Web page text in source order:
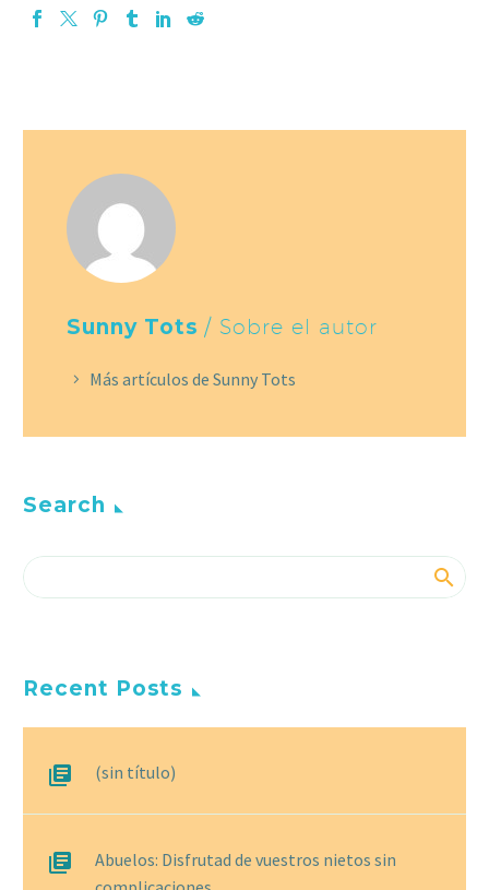
Sunny Tots/ Sobre el autor
Más artículos de Sunny Tots
Search
Recent Posts
(sin título)
Abuelos: Disfrutad de vuestros nietos sin